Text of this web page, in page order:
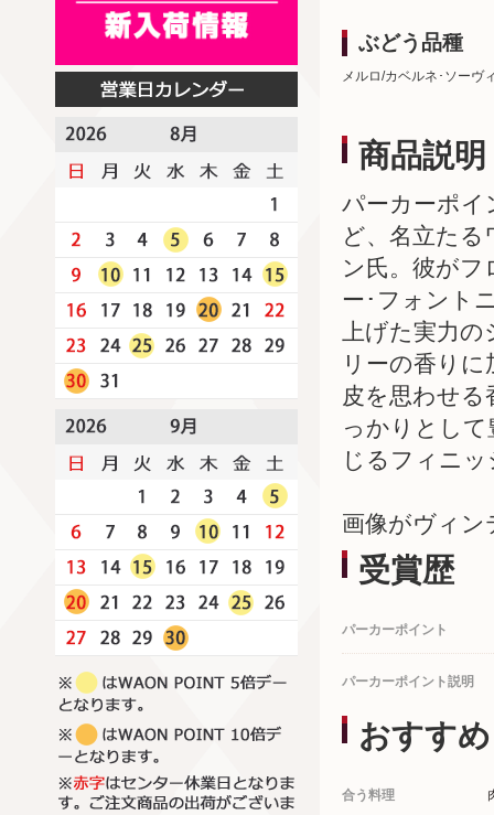
ぶどう品種
メルロ/カベルネ･ソーヴ
商品説明
パーカーポイ
ど、名立た
ン氏。彼が
ー･フォント
上げた実力
リーの香り
皮を思わせ
っかりとし
じるフィニッ
画像がヴィン
受賞歴
パーカーポイント
パーカーポイント説明
おすすめ
合う料理